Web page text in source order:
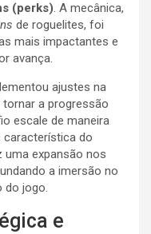
(perks). A mecânica,
de roguelites, foi
mais impactantes e
avança.
ajustes na
tornar a progressão
escale de maneira
característica do
uma expansão nos
a imersão no
do jogo.
e